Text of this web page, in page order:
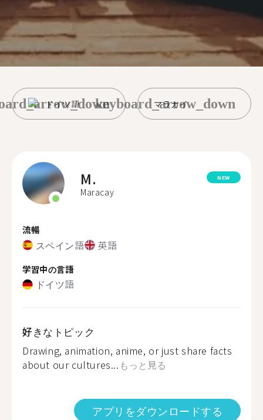
ドイツ語 マラカイ
keyboard_arrow_down
M.
Maracay
NEW
流暢
スペイン語 英語
学習中の言語
ドイツ語
好きなトピック
Drawing, animation, anime, or just share facts
about our cultures... もっと見る
アプリをダウンロードする